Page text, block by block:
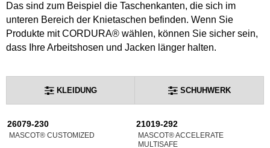
Das sind zum Beispiel die Taschenkanten, die sich im
unteren Bereich der Knietaschen befinden. Wenn Sie
Produkte mit CORDURA® wählen, können Sie sicher sein,
dass Ihre Arbeitshosen und Jacken länger halten.
KLEIDUNG SCHUHWERK
26079-230
MASCOT® CUSTOMIZED
21019-292
MASCOT® ACCELERATE
MULTISAFE